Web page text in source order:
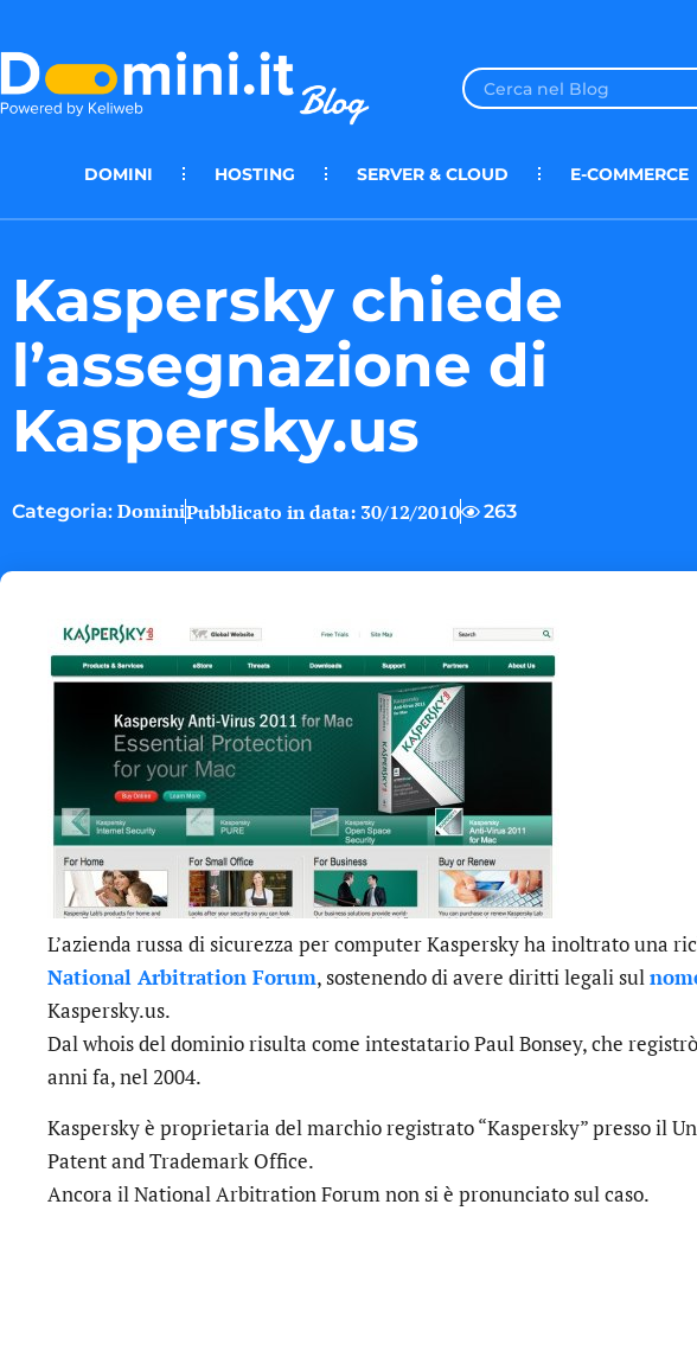
DOMINI HOSTING SERVER & CLOUD E-COMMERCE
Kaspersky chiede
l’assegnazione di
Kaspersky.us
Categoria: DominiPubblicato in data: 30/12/2010 263
L’azienda russa di sicurezza per computer Kaspersky ha inoltrato una
National Arbitration Forum, sostenendo di avere diritti legali sul
Kaspersky.us.
Dal whois del dominio risulta come intestatario Paul Bonsey, che
anni fa, nel 2004.
Kaspersky è proprietaria del marchio registrato “Kaspersky” presso il
Patent and Trademark Office.
Ancora il National Arbitration Forum non si è pronunciato sul caso.